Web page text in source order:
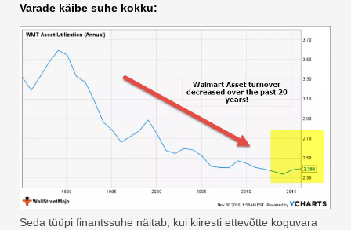
Varade käibe suhe kokku:
Seda tüüpi finantssuhe näitab, kui kiiresti ettevõtte koguvara